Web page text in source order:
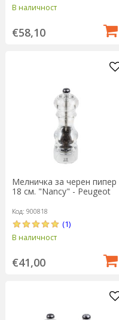
В наличност
€58,10
Мелничка за черен пипер
18 см. "Nancy" - Peugeot
Код: 900818
(1)
В наличност
€41,00